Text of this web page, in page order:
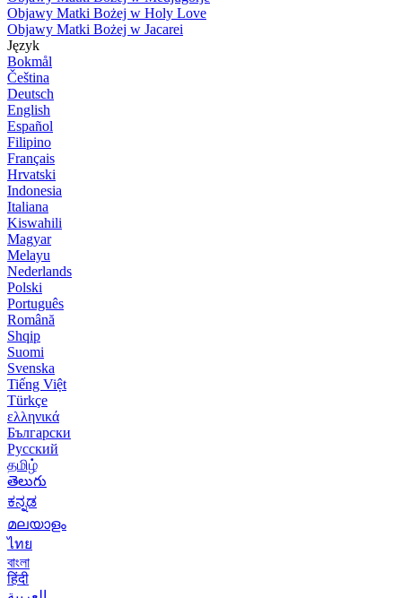
Objawy Matki Bożej w Holy Love
Objawy Matki Bożej w Jacarei
Język
Bokmål
Čeština
Deutsch
English
Español
Filipino
Français
Hrvatski
Indonesia
Italiana
Kiswahili
Magyar
Melayu
Nederlands
Polski
Português
Română
Shqip
Suomi
Svenska
Tiếng Việt
Türkçe
ελληνικά
Български
Русский
தமிழ்
తెలుగు
ಕನ್ನಡ
മലയാളം
ไทย
বাংলা
हिंदी